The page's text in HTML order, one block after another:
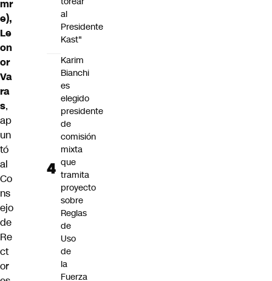
mr
e),
Le
on
or
Va
ra
s,
ap
un
tó
al
Co
ns
ejo
de
Re
ct
or
al
Presidente
Kast"
Karim
Bianchi
es
elegido
presidente
de
comisión
mixta
que
tramita
proyecto
sobre
Reglas
de
Uso
de
la
Fuerza